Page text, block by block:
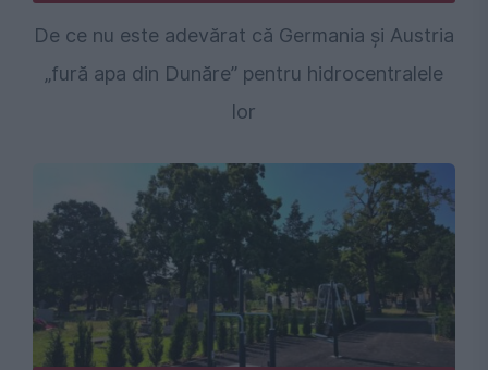
De ce nu este adevărat că Germania și Austria
„fură apa din Dunăre” pentru hidrocentralele
lor